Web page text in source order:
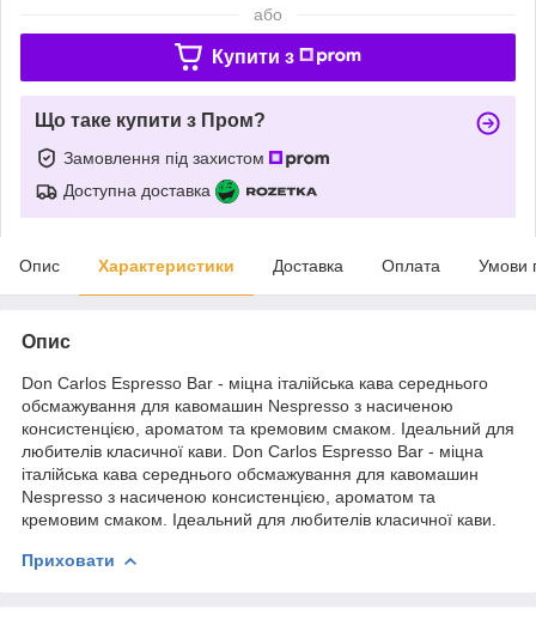
або
Купити з
Що таке купити з Пром?
Замовлення під захистом
Доступна доставка
Опис Характеристики Доставка Оплата Умови
Опис
Don Carlos Espresso Bar - міцна італійська кава середнього
обсмажування для кавомашин Nespresso з насиченою
консистенцією, ароматом та кремовим смаком. Ідеальний для
любителів класичної кави. Don Carlos Espresso Bar - міцна
італійська кава середнього обсмажування для кавомашин
Nespresso з насиченою консистенцією, ароматом та
кремовим смаком. Ідеальний для любителів класичної кави.
Приховати